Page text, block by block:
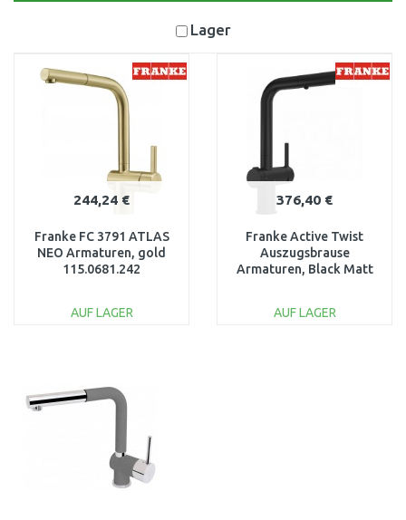
Lager
244,24 €
Franke FC 3791 ATLAS
NEO Armaturen, gold
115.0681.242
AUF LAGER
Vergleichen
376,40 €
Franke Active Twist
Auszugsbrause
Armaturen, Black Matt
AUF LAGER